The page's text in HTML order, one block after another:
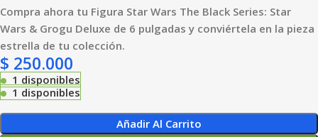
Compra ahora tu Figura Star Wars The Black Series: Star
Wars & Grogu Deluxe de 6 pulgadas y conviértela en la pieza
estrella de tu colección.
$ 250.000
1 disponibles
1 disponibles
Añadir Al Carrito